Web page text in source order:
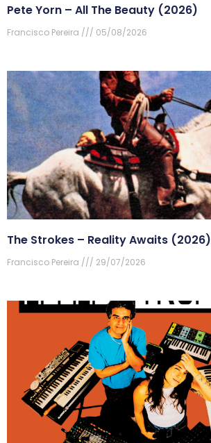
Pete Yorn – All The Beauty (2026)
Francisco Pereira 05/08/2026
The Strokes – Reality Awaits (2026)
Francisco Pereira 29/07/2026